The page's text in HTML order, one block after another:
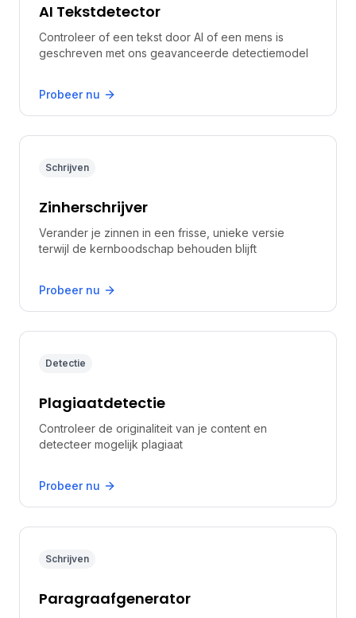
AI Tekstdetector
Controleer of een tekst door AI of een mens is
geschreven met ons geavanceerde detectiemodel
Probeer nu
Schrijven
Zinherschrijver
Verander je zinnen in een frisse, unieke versie
terwijl de kernboodschap behouden blijft
Probeer nu
Detectie
Plagiaatdetectie
Controleer de originaliteit van je content en
detecteer mogelijk plagiaat
Probeer nu
Schrijven
Paragraafgenerator